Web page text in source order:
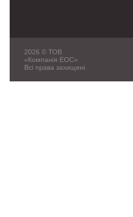
2026 © ТОВ
«Компанія ЕОС»
Всі права захищені